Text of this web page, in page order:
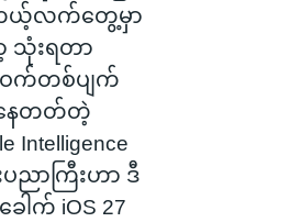
လက်တွေ့မှာ
သုံးရတာ
က်တစ်ပျက်
နေတတ်တဲ့
Intelligence
ညာကြီးဟာ ဒီ
ါက် iOS 27